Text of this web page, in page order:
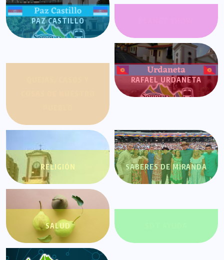
PAZ CASTILLO
RAFAEL URDANETA
RELIGIÓN SABERES DE MIRANDA
SALUD